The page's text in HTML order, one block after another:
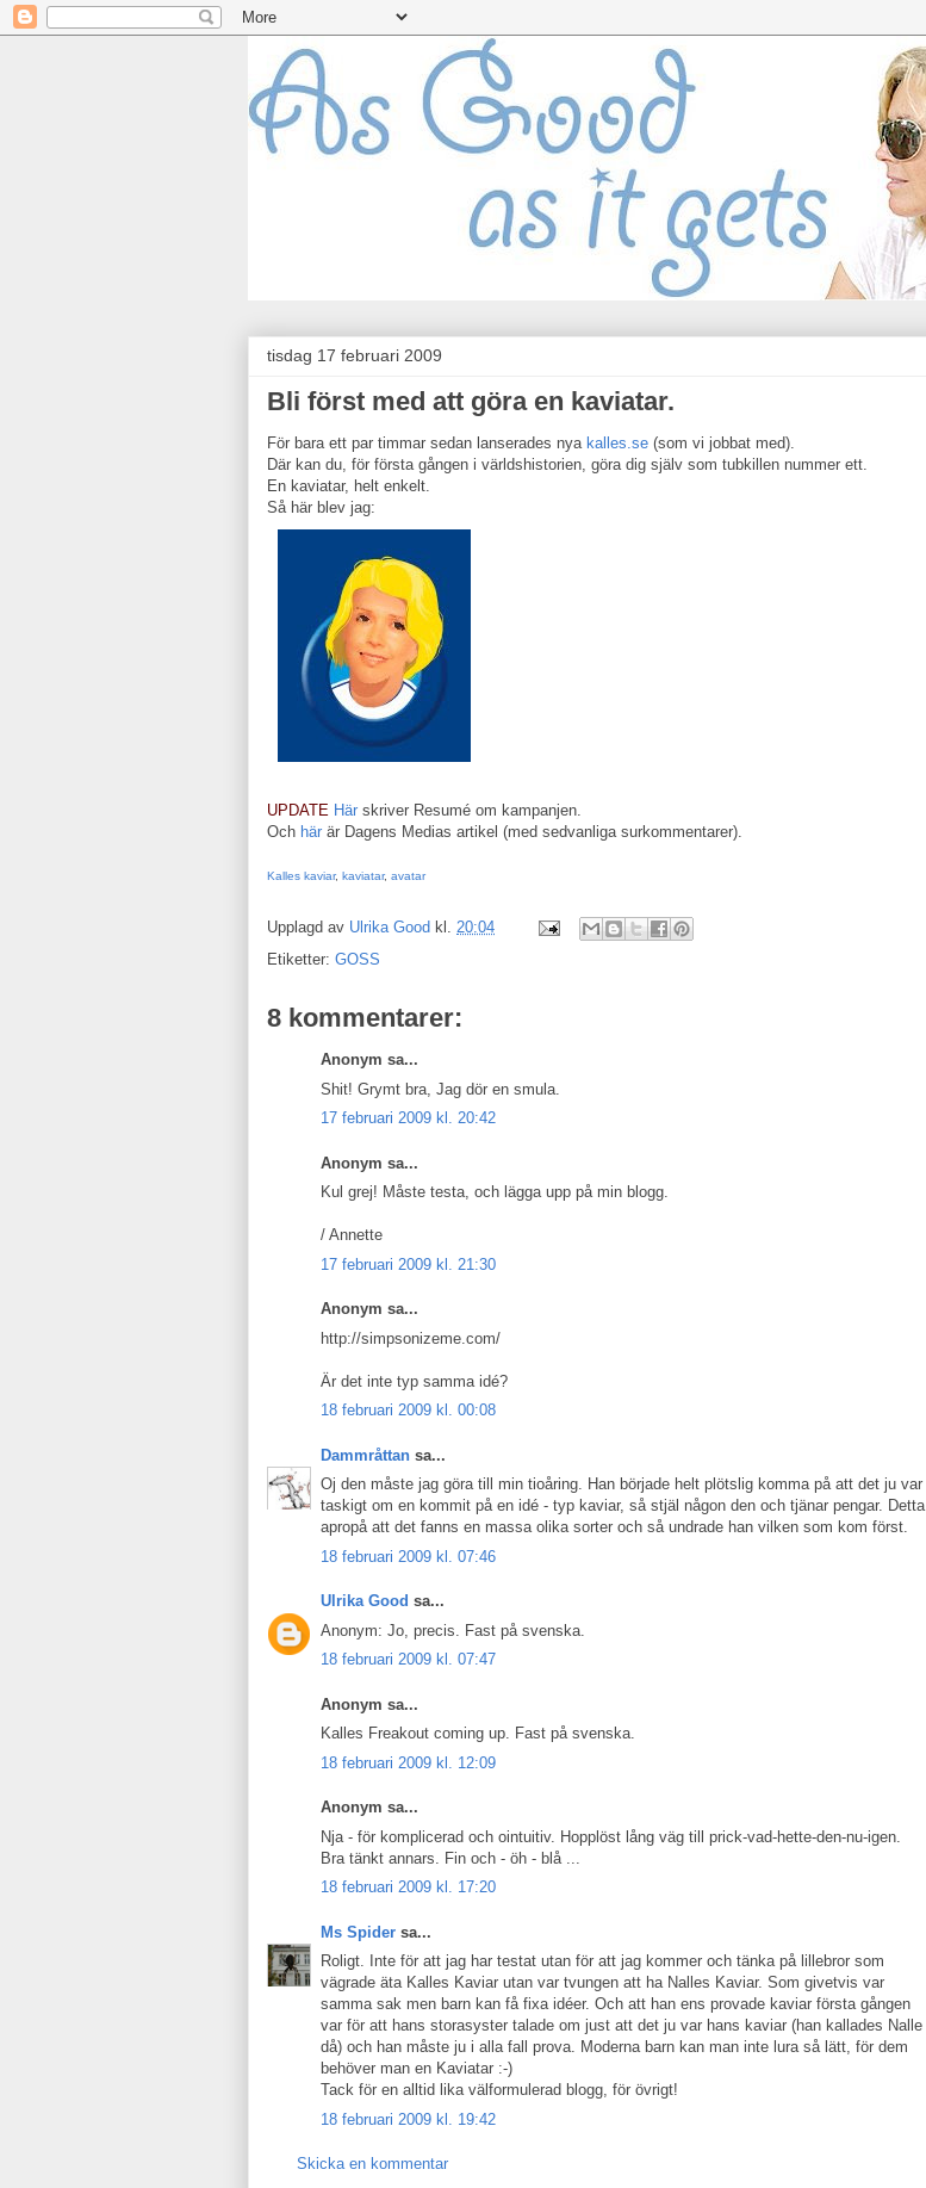
tisdag 17 februari 2009
Bli först med att göra en kaviatar.
För bara ett par timmar sedan lanserades nya kalles.se (som vi jobbat med).
Där kan du, för första gången i världshistorien, göra dig själv som tubkillen nummer ett.
En kaviatar, helt enkelt.
Så här blev jag:
UPDATE Här skriver Resumé om kampanjen.
Och här är Dagens Medias artikel (med sedvanliga surkommentarer).
Kalles kaviar, kaviatar, avatar
Upplagd av Ulrika Good kl. 20:04
Etiketter: GOSS
8 kommentarer:
Anonym sa...
Shit! Grymt bra, Jag dör en smula.
17 februari 2009 kl. 20:42
Anonym sa...
Kul grej! Måste testa, och lägga upp på min blogg.
/ Annette
17 februari 2009 kl. 21:30
Anonym sa...
http://simpsonizeme.com/
Är det inte typ samma idé?
18 februari 2009 kl. 00:08
Dammråttan sa...
Oj den måste jag göra till min tioåring. Han började helt plötslig komma på att det ju var
taskigt om en kommit på en idé - typ kaviar, så stjäl någon den och tjänar pengar. Detta
apropå att det fanns en massa olika sorter och så undrade han vilken som kom först.
18 februari 2009 kl. 07:46
Ulrika Good sa...
Anonym: Jo, precis. Fast på svenska.
18 februari 2009 kl. 07:47
Anonym sa...
Kalles Freakout coming up. Fast på svenska.
18 februari 2009 kl. 12:09
Anonym sa...
Nja - för komplicerad och ointuitiv. Hopplöst lång väg till prick-vad-hette-den-nu-igen.
Bra tänkt annars. Fin och - öh - blå ...
18 februari 2009 kl. 17:20
Ms Spider sa...
Roligt. Inte för att jag har testat utan för att jag kommer och tänka på lillebror som
vägrade äta Kalles Kaviar utan var tvungen att ha Nalles Kaviar. Som givetvis var
samma sak men barn kan få fixa idéer. Och att han ens provade kaviar första gången
var för att hans storasyster talade om just att det ju var hans kaviar (han kallades Nalle
då) och han måste ju i alla fall prova. Moderna barn kan man inte lura så lätt, för dem
behöver man en Kaviatar :-)
Tack för en alltid lika välformulerad blogg, för övrigt!
18 februari 2009 kl. 19:42
Skicka en kommentar